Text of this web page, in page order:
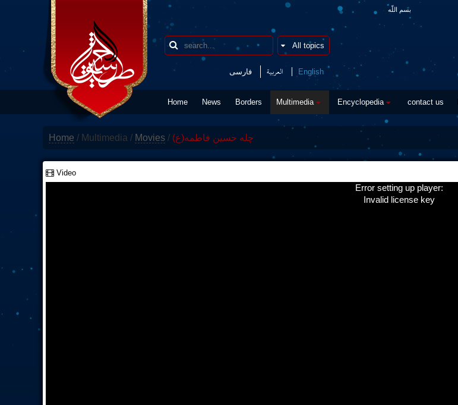
بسم اللّه
فارسی العربیة English
Home News Borders Multimedia Encyclopedia contact us
Home / Multimedia / Movies / چله حسین فاطمه(ع)
Video
Error setting up player:
Invalid license key